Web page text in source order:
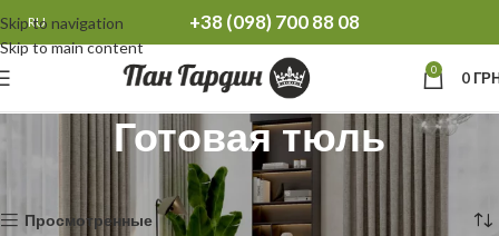
Skip to navigation
Skip to main content
RU +38 (098) 700 88 08
0 0
Готовая тюль
Просмотренные